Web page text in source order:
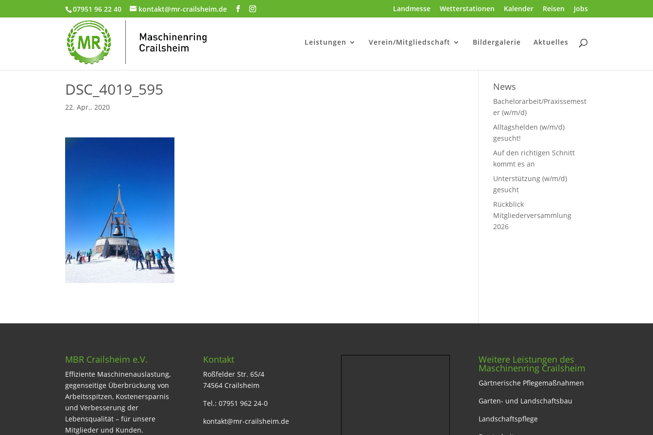
07951 96 22 40 kontakt@mr-crailsheim.de Landmesse Wetterstationen Kalender Reisen Jobs
Leistungen Verein/Mitgliedschaft Bildergalerie Aktuelles
DSC_4019_595
22. Apr.. 2020
News
Bachelorarbeit/Praxissemest
er (w/m/d)
Alltagshelden (w/m/d)
gesucht!
Auf den richtigen Schnitt
kommt es an
Unterstützung (w/m/d)
gesucht
Rückblick
Mitgliederversammlung
2026
MBR Crailsheim e.V.
Effiziente Maschinenauslastung,
gegenseitige Überbrückung von
Arbeitsspitzen, Kostenersparnis
und Verbesserung der
Lebensqualität – für unsere
Mitglieder und Kunden.
Kontakt
Roßfelder Str. 65/4
74564 Crailsheim
Tel.: 07951 962 24-0
kontakt@mr-crailsheim.de
Weitere Leistungen des
Maschinenring Crailsheim
Gärtnerische Pflegemaßnahmen
Garten- und Landschaftsbau
Landschaftspflege